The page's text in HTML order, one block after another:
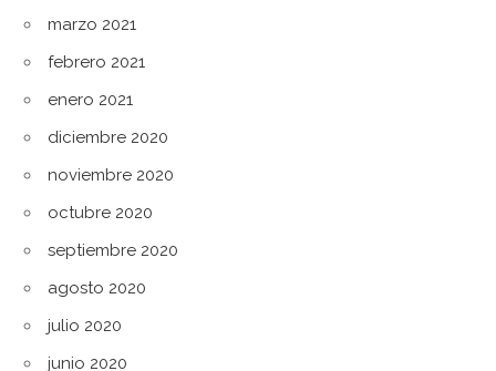
marzo 2021
febrero 2021
enero 2021
diciembre 2020
noviembre 2020
octubre 2020
septiembre 2020
agosto 2020
julio 2020
junio 2020